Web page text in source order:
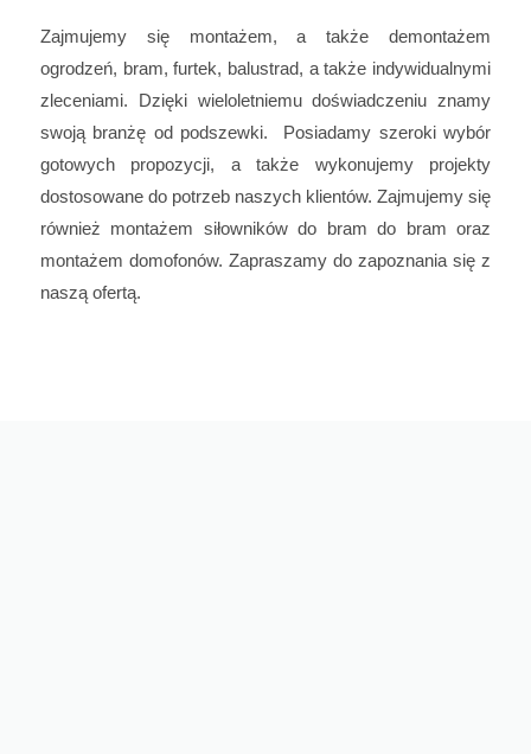
Zajmujemy się montażem, a także demontażem
ogrodzeń, bram, furtek, balustrad, a także indywidualnymi
zleceniami. Dzięki wieloletniemu doświadczeniu znamy
swoją branżę od podszewki. Posiadamy szeroki wybór
gotowych propozycji, a także wykonujemy projekty
dostosowane do potrzeb naszych klientów. Zajmujemy się
również montażem siłowników do bram do bram oraz
montażem domofonów. Zapraszamy do zapoznania się z
naszą ofertą.